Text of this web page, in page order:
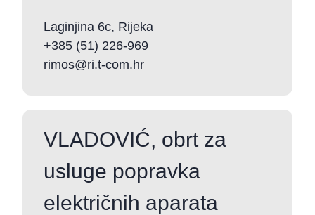
Laginjina 6c, Rijeka
+385 (51) 226-969
rimos@ri.t-com.hr
VLADOVIĆ, obrt za
usluge popravka
električnih aparata